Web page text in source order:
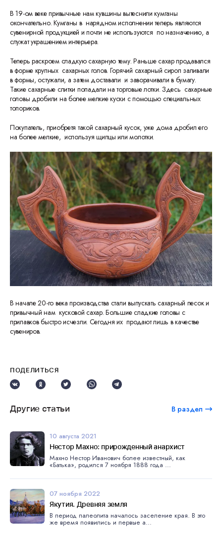
В 19-ом веке привычные нам кувшины вытеснили кумганы
окончательно. Кумганы в нарядном исполнении теперь являются
сувенирной продукцией и почти не используются по назначению, а
служат украшением интерьера.
Теперь раскроем сладкую сахарную тему. Раньше сахар продавался
в форме крупных сахарных голов. Горячий сахарный сироп заливали
в формы, остужали, а затем доставали и заворачивали в бумагу.
Такие сахарные слитки попадали на торговые лотки. Здесь сахарные
головы дробили на более мелкие куски с помощью специальных
топориков.
Покупатель, приобретя такой сахарный кусок, уже дома дробил его
на более мелкие, используя щипцы или молотки.
В начале 20-го века производства стали выпускать сахарный песок и
привычный нам кусковой сахар. Большие сладкие головы с
прилавков быстро исчезли. Сегодня их продают лишь в качестве
сувениров.
ПОДЕЛИТЬСЯ
Другие статьи В раздел
10 августа 2021
Нестор Махно: прирожденный анархист
Махно Нестор Иванович более известный, как
«Батька», родился 7 ноября 1888 года ...
07 ноября 2022
Якутия. Древняя земля
В период палеолита началось заселение края. В это
же время появились и первые а...